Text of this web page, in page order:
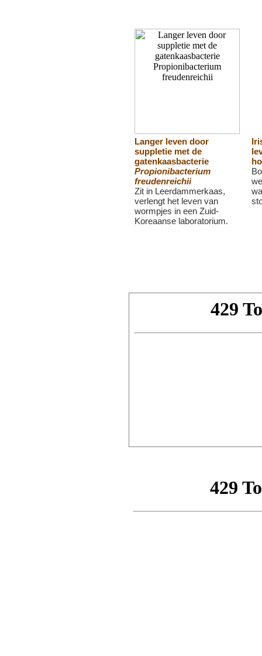
Langer leven door
suppletie met de
gatenkaasbacterie
Propionibacterium
freudenreichii
Zit in Leerdammerkaas,
verlengt het leven van
wormpjes in een Zuid-
Koreaanse laboratorium.